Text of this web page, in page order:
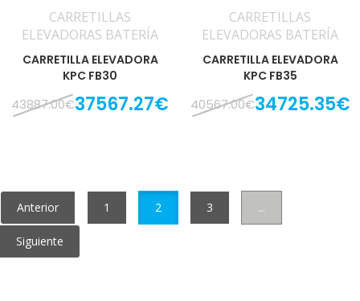
CARRETILLAS
ELEVADORAS BATERÍA
CARRETILLA ELEVADORA
KPC FB30
43887.00€37567.27€
CARRETILLAS
ELEVADORAS BATERÍA
CARRETILLA ELEVADORA
KPC FB35
40567.00€34725.35€
Anterior 1 2 3 ...
Siguiente